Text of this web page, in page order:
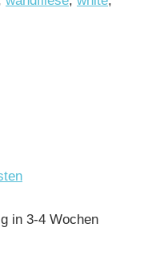
in 3-4 Wochen